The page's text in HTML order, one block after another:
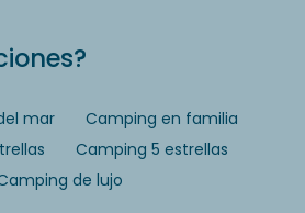
mar
Camping en familia
Camping 5 estrellas
de lujo